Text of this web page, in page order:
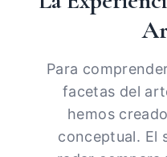
Para
facetas del
hemos
conceptual. El